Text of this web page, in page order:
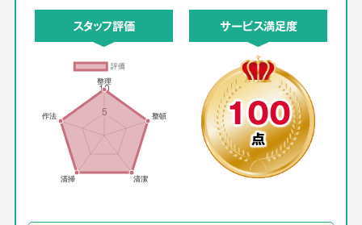
スタッフ評価 サービス満足度
100
点